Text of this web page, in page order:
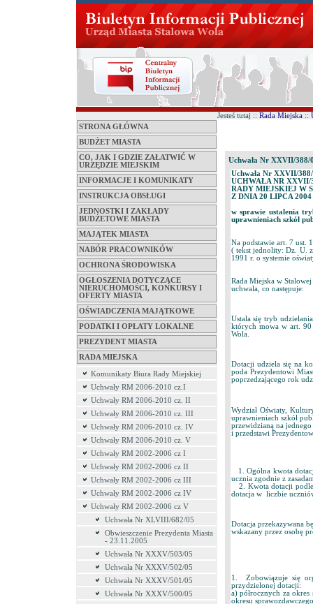
STRONA GŁÓWNA
BUDŻET MIASTA
CO, JAK I GDZIE ZAŁATWIĆ W
URZĘDZIE MIEJSKIM
INFORMACJE I KOMUNIKATY
INSTRUKCJA OBSŁUGI
JEDNOSTKI I ZAKŁADY
BUDŻETOWE MIASTA
MAJĄTEK MIASTA
NABÓR PRACOWNIKÓW
OCHRONA ŚRODOWISKA
OGŁOSZENIA DOTYCZĄCE
NIERUCHOMOŚCI, KONKURSY I
OFERTY MIASTA
OŚWIADCZENIA MAJĄTKOWE
PODATKI I OPŁATY LOKALNE
PREZYDENT MIASTA
RADA MIEJSKA
Komunikaty Biura Rady Miejskiej
Uchwały RM 2006-2010 cz.I
Uchwały RM 2006-2010 cz. II
Uchwały RM 2006-2010 cz. III
Uchwały RM 2006-2010 cz. IV
Uchwały RM 2006-2010 cz. V
Uchwały RM 2002-2006 cz I
Uchwały RM 2002-2006 cz II
Uchwały RM 2002-2006 cz III
Uchwały RM 2002-2006 cz IV
Uchwały RM 2002-2006 cz V
Uchwała Nr XLVIII/682/05
Obwieszczenie Prezydenta Miasta
- 23.11.2005
Uchwała Nr XXXV/503/05
Uchwała Nr XXXV/502/05
Uchwała Nr XXXV/501/05
Uchwała Nr XXXV/500/05
Jesteś tutaj :: Rada Miejska ::
Uchwała Nr XXVII/388/
Uchwała Nr XXVII/
UCHWAŁA NR XXVII/
RADY MIEJSKIEJ W
Z DNIA 20 LIPCA
w sprawie ustalenia
uprawnieniach szkół
Na podstawie art. 7 ust.
( tekst jednolity: Dz. U.
1991 r. o systemie
Rada Miejska w
uchwala, co następuje:
Ustala się tryb
których mowa w art. 90
Wola.
Dotacji udziela się na
poda Prezydentowi
poprzedzającego rok
Wydział Oświaty,
uprawnieniach szkół
przewidzianą na
i przedstawi
1. Ogólna kwota
ucznia zgodnie z
2. Kwota dotacji
dotacja w liczbie
Dotacja przekazywana
wskazany przez osobę
1. Zobowiązuje się
przydzielonej dotacji:
a) półrocznych za
okresu